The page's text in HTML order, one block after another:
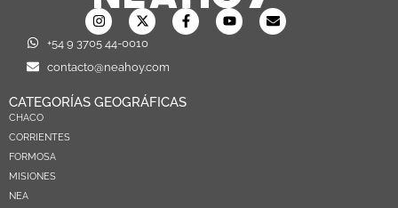
+54 9 3705 44-0010
contacto@neahoy.com
CATEGORÍAS GEOGRÁFICAS
CHACO
CORRIENTES
FORMOSA
MISIONES
NEA